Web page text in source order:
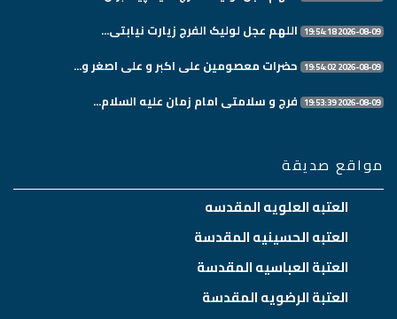
2026-08-09 19:54:18 اللهم عجل لولیک الفرج زیارت نیابتی...
2026-08-09 19:54:02 حضرات معصومین علی اکبر و علی اصغر و...
2026-08-09 19:53:39 فرج و سلامتی امام زمان علیه السلام...
مواقع صديقة
العتبه العلويه المقدسه
العتبه الحسينيه المقدسة
العتبة العباسيه المقدسة
العتبة الرضويه المقدسة